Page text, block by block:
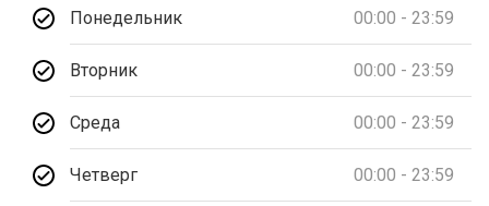
Понедельник 00:00 - 23:59
Вторник 00:00 - 23:59
Среда 00:00 - 23:59
Четверг 00:00 - 23:59